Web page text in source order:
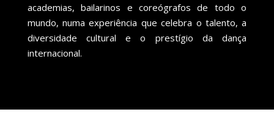
academias, bailarinos e coreógrafos de todo o
mundo, numa experiência que celebra o talento, a
diversidade cultural e o prestígio da dança
internacional.